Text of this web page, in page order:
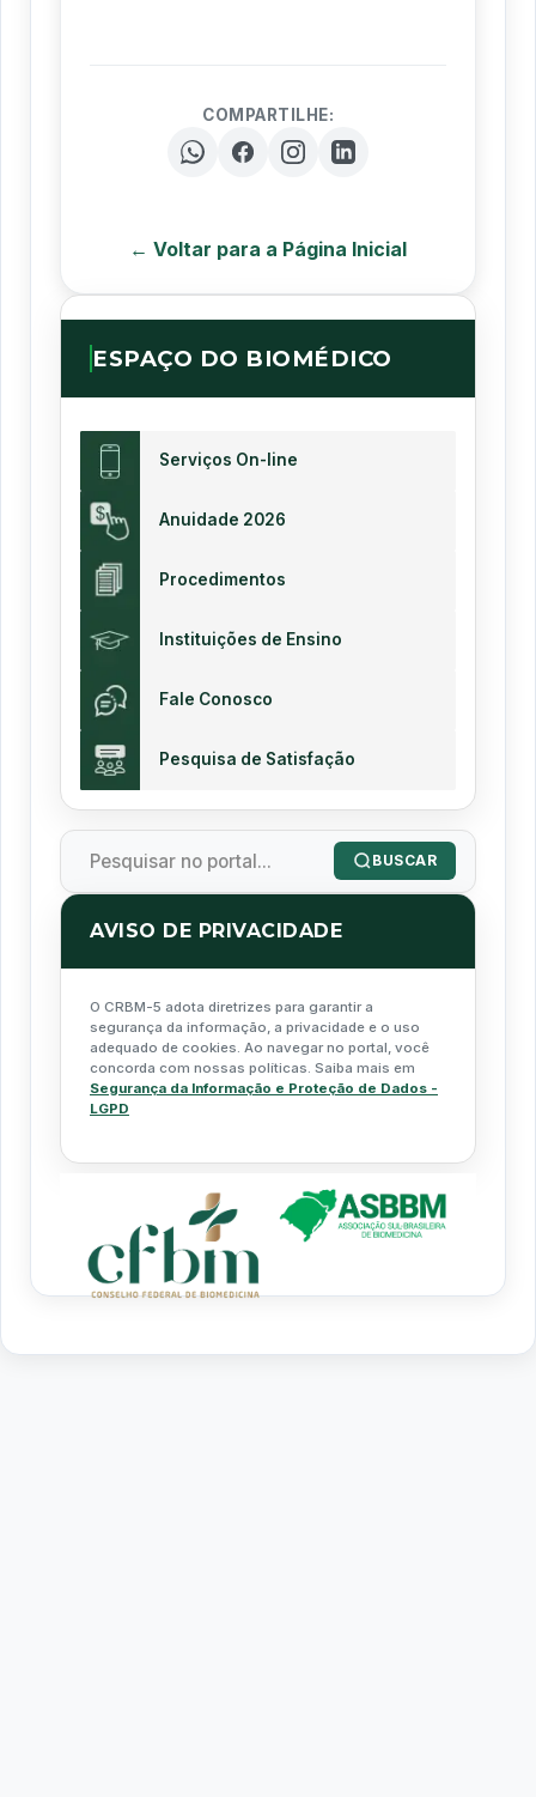
COMPARTILHE:
← Voltar para a Página Inicial
ESPAÇO DO BIOMÉDICO
Serviços On-line
Anuidade 2026
Procedimentos
Instituições de Ensino
Fale Conosco
Pesquisa de Satisfação
BUSCAR
AVISO DE PRIVACIDADE
O CRBM-5 adota diretrizes para garantir a
segurança da informação, a privacidade e o uso
adequado de cookies. Ao navegar no portal, você
concorda com nossas políticas. Saiba mais em
Segurança da Informação e Proteção de Dados -
LGPD